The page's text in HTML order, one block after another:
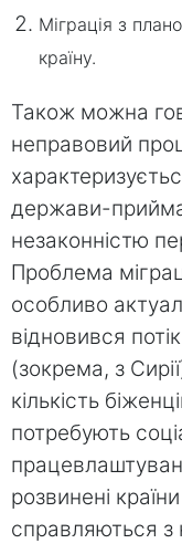
Міграція з
країну.
Також можна
неправовий
держави-
незаконністю
Проблема
особливо
відновився
(зокрема, з
кількість
потребують
розвинені
справляються